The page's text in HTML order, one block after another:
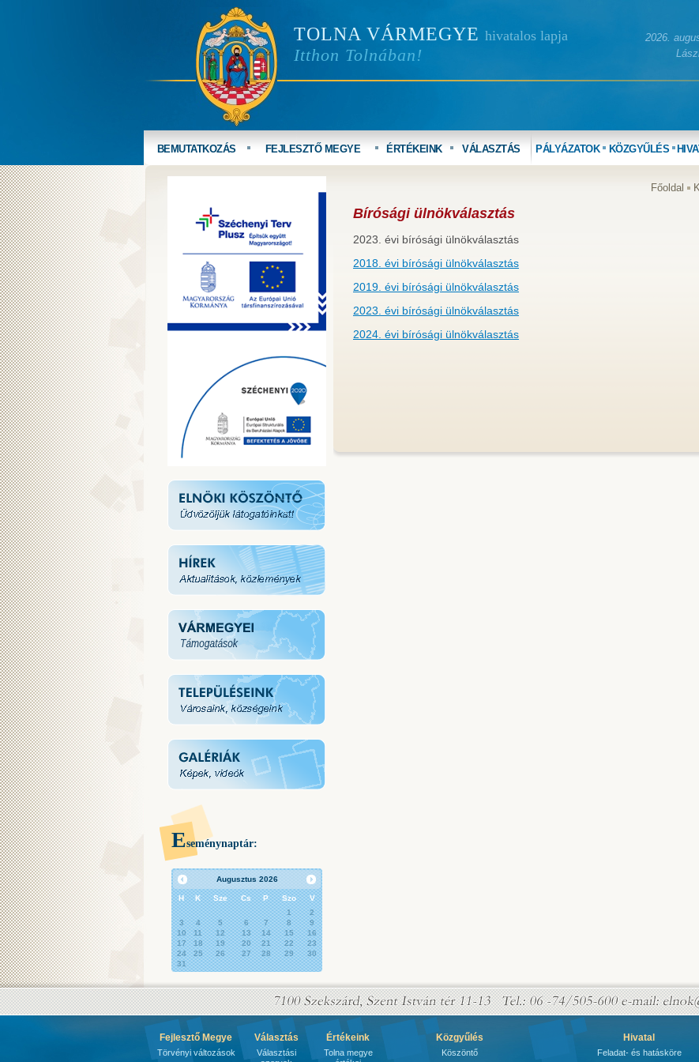
TOLNA VÁRMEGYE hivatalos lapja
Itthon Tolnában!
2026.
BEMUTATKOZÁS FEJLESZTŐ MEGYE ÉRTÉKEINK VÁLASZTÁS PÁLYÁZATOK KÖZGYŰLÉS
Eseménynaptár:
Augusztus 2026
H K Sze Cs P Szo
V
1
2
3
4 5 6 7 8
9
10
11 12 13 14 15
16
17
18 19 20 21 22
23
24
25 26 27 28 29
30
31
Főoldal
Bírósági ülnökválasztás
2023. évi bírósági ülnökválasztás
2018. évi bírósági ülnökválasztás
2019. évi bírósági ülnökválasztás
2023. évi bírósági ülnökválasztás
2024. évi bírósági ülnökválasztás
Fejlesztő Megye
Törvényi változások
Választás
Választási
Értékeink
Tolna megye
Közgyűlés
Köszöntő
Hivatal
Feladat- és hatásköre